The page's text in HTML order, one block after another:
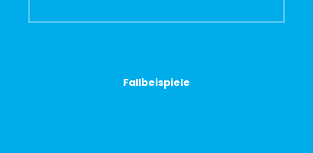
Fallbeispiele